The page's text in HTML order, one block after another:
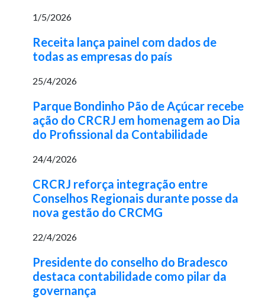
1/5/2026
Receita lança painel com dados de
todas as empresas do país
25/4/2026
Parque Bondinho Pão de Açúcar recebe
ação do CRCRJ em homenagem ao Dia
do Profissional da Contabilidade
24/4/2026
CRCRJ reforça integração entre
Conselhos Regionais durante posse da
nova gestão do CRCMG
22/4/2026
Presidente do conselho do Bradesco
destaca contabilidade como pilar da
governança